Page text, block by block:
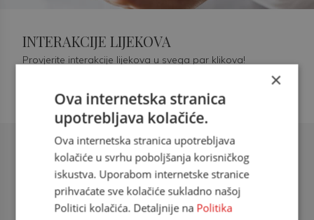
Šećerna bolest tip 2 = kardiovaskularna
doc. dr. sc. Višnja Kokić Maleš,
dr.med., specijalististica
INTERAKCIJE LIJEKOVA
Provjerite interakcije lijekova u svega par klikova!
×
Ova internetska stranica
upotrebljava kolačiće.
Ova internetska stranica upotrebljava
kolačiće u svrhu poboljšanja korisničkog
iskustva. Uporabom internetske stranice
prihvaćate sve kolačiće sukladno našoj
Politici kolačića. Detaljnije na Politika